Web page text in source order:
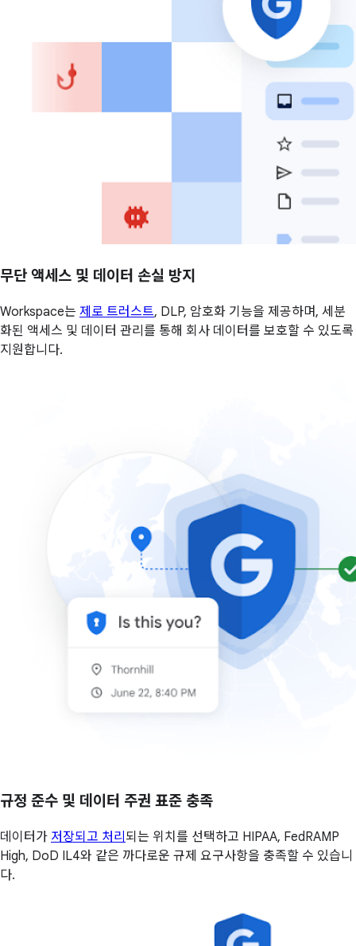
무단 액세스 및 데이터 손실 방지
Workspace는 제로 트러스트, DLP, 암호화 기능을 제공하며, 세분
화된 액세스 및 데이터 관리를 통해 회사 데이터를 보호할 수 있도록
지원합니다.
규정 준수 및 데이터 주권 표준 충족
데이터가 저장되고 처리 되는 위치를 선택하고 HIPAA, FedRAMP
High, DoD IL4와 같은 까다로운 규제 요구사항을 충족할 수 있습니
다.